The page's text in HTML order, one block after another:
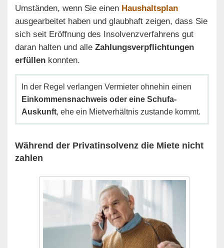
Umständen, wenn Sie einen Haushaltsplan
ausgearbeitet haben und glaubhaft zeigen, dass Sie
sich seit Eröffnung des Insolvenzverfahrens gut
daran halten und alle Zahlungsverpflichtungen
erfüllen konnten.
In der Regel verlangen Vermieter ohnehin einen
Einkommensnachweis oder eine Schufa-
Auskunft, ehe ein Mietverhältnis zustande kommt.
Während der Privatinsolvenz die Miete nicht
zahlen